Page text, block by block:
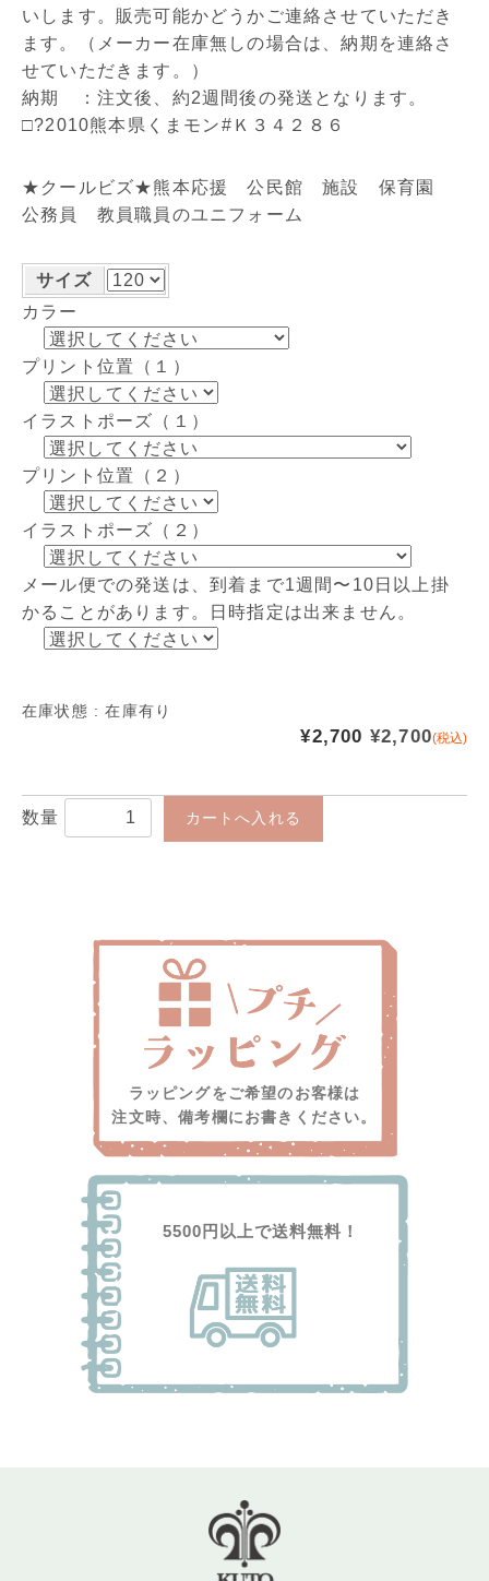
いします。販売可能かどうかご連絡させていただき
ます。（メーカー在庫無しの場合は、納期を連絡さ
せていただきます。）
納期 ：注文後、約2週間後の発送となります。
□?2010熊本県くまモン#Ｋ３４２８６
★クールビズ★熊本応援 公民館 施設 保育園
公務員 教員職員のユニフォーム
サイズ
カラー
プリント位置（１）
イラストポーズ（１）
プリント位置（２）
イラストポーズ（２）
メール便での発送は、到着まで1週間〜10日以上掛
かることがあります。日時指定は出来ません。
在庫状態 :在庫有り
¥2,700 ¥2,700(税込)
数量
ラッピングをご希望のお客様は
注文時、備考欄にお書きください。
5500円以上で送料無料！